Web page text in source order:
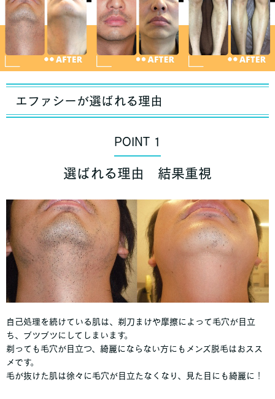
エファシーが選ばれる理由
POINT 1
選ばれる理由 結果重視
自己処理を続けている肌は、剃刀まけや摩擦によって毛穴が目立
ち、ブツブツにしてしまいます。
剃っても毛穴が目立つ、綺麗にならない方にもメンズ脱毛はおスス
メです。
毛が抜けた肌は徐々に毛穴が目立たなくなり、見た目にも綺麗に！